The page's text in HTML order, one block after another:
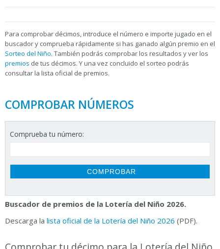
Para comprobar décimos, introduce el número e importe jugado en el
buscador y comprueba rápidamente si has ganado algún premio en el
Sorteo del Niño. También podrás comprobar los resultados y ver los
premios de tus décimos. Y una vez concluido el sorteo podrás
consultar la lista oficial de premios.
COMPROBAR NÚMEROS
Comprueba tu número:
Buscador de premios de la Lotería del Niño 2026.
Descarga la lista oficial de la Lotería del Niño 2026 (PDF).